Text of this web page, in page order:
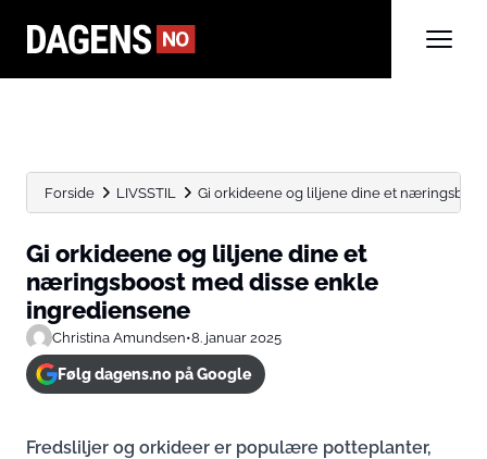
Forside LIVSSTIL Gi orkideene og liljene dine et
Gi orkideene og liljene dine et
næringsboost med disse enkle
ingrediensene
Christina Amundsen•8. januar 2025
Følg dagens.no på Google
Fredsliljer og orkideer er populære potteplanter,